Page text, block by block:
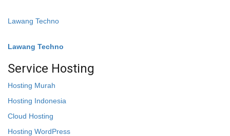
Lawang Techno
Lawang Techno
Service Hosting
Hosting Murah
Hosting Indonesia
Cloud Hosting
Hosting WordPress